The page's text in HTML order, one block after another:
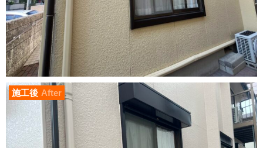
施工後 After